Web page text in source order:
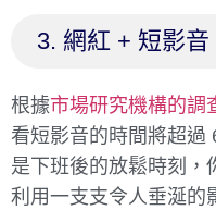
3. 網紅 + 短影
根據市場研究機構的調
看短影音的時間將超過
是下班後的放鬆時刻，
利用一支支令人垂涎的